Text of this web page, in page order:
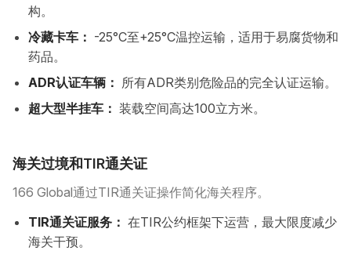
构。
冷藏卡车： -25°C至+25°C温控运输，适用于易腐货物和
药品。
ADR认证车辆： 所有ADR类别危险品的完全认证运输。
超大型半挂车： 装载空间高达100立方米。
海关过境和TIR通关证
166 Global通过TIR通关证操作简化海关程序。
TIR通关证服务： 在TIR公约框架下运营，最大限度减少
海关干预。